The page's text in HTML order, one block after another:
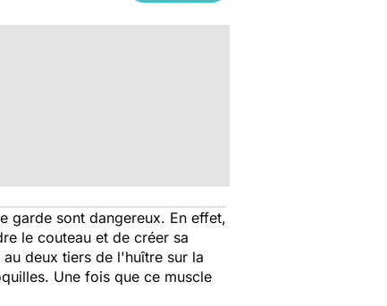
garde sont dangereux. En effet,
le couteau et de créer sa
deux tiers de l'huître sur la
Une fois que ce muscle